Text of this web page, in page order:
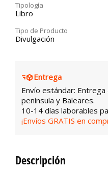
Tipología
Libro
Tipo de Producto
Divulgación
Entrega
Envío estándar:
península y Baleares.
10-14 días laborables
¡Envíos GRATIS en
Descripción